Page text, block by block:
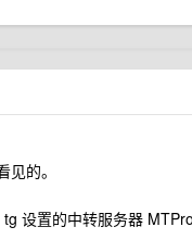
的。
设置的中转服务器